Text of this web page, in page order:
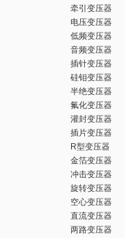
牵引变压器
电压变压器
低频变压器
音频变压器
插针变压器
硅钼变压器
半绝变压器
氟化变压器
灌封变压器
插片变压器
R型变压器
金箔变压器
冲击变压器
旋转变压器
空心变压器
直流变压器
两路变压器